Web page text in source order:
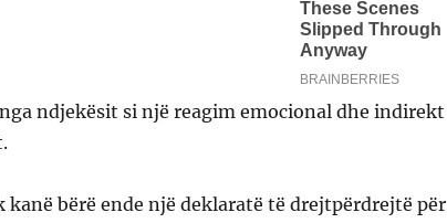
ndjekësit si një reagim emocional dhe indirekt
kanë bërë ende një deklaratë të drejtpërdrejtë për